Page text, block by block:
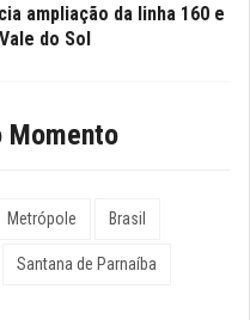
ampliação da linha 160 e
do Sol
Momento
Metrópole Brasil
Santana de Parnaíba